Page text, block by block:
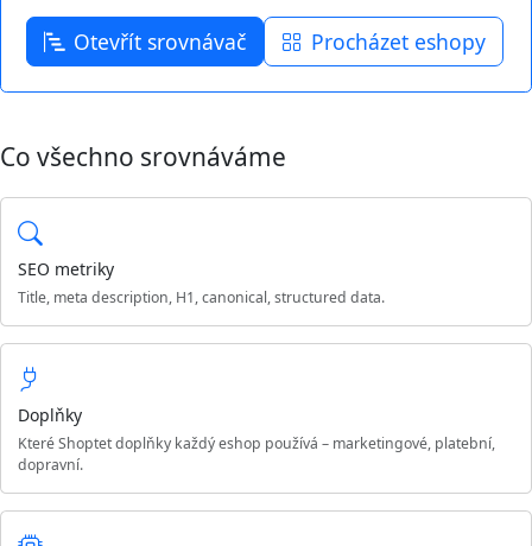
Otevřít srovnávač Procházet eshopy
Co všechno srovnáváme
SEO metriky
Title, meta description, H1, canonical, structured data.
Doplňky
Které Shoptet doplňky každý eshop používá – marketingové, platební,
dopravní.